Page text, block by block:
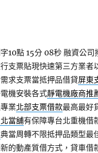
10點 15分 08秒融資公司
支票貼現快速第三方業者
求支票當抵押品借貸屏東
機安裝各式靜電機廠商推
業北部支票借款最高最好
當舖有保障專台北重機借
典當周轉不限抵押品類型最
的動產質借方式，貸車借